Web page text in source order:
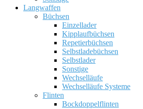
Langwaffen
Büchsen
Einzellader
Kipplaufbüchsen
Repetierbüchsen
Selbstladebüchsen
Selbstlader
Sonstige
Wechselläufe
Wechselläufe Systeme
Flinten
Bockdoppelflinten